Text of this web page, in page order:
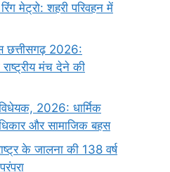
मेट्रो: शहरी परिवहन में
छत्तीसगढ़ 2026:
मंच देने की
विधेयक, 2026: धार्मिक
और सामाजिक बहस
के जालना की 138 वर्ष